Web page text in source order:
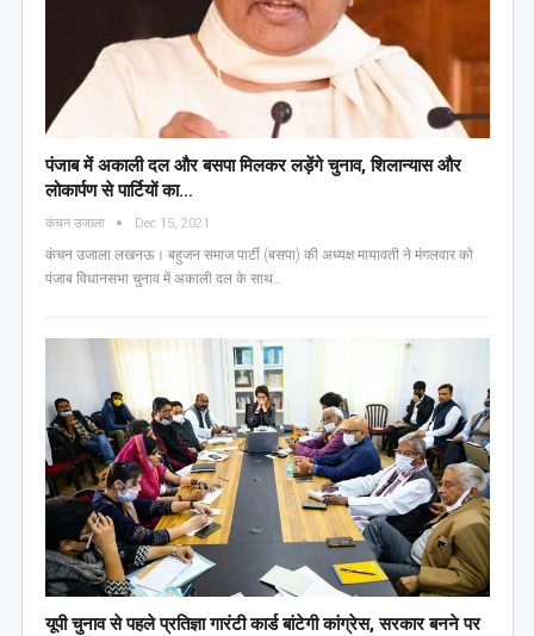
पंजाब में अकाली दल और बसपा मिलकर लड़ेंगे चुनाव, शिलान्यास और
लोकार्पण से पार्टियों का…
कंचन उजाला Dec 15, 2021
कंचन उजाला लखनऊ। बहुजन समाज पार्टी (बसपा) की अध्यक्ष मायावती ने मंगलवार को
पंजाब विधानसभा चुनाव में अकाली दल के साथ…
यूपी चुनाव से पहले प्रतिज्ञा गारंटी कार्ड बांटेगी कांग्रेस, सरकार बनने पर